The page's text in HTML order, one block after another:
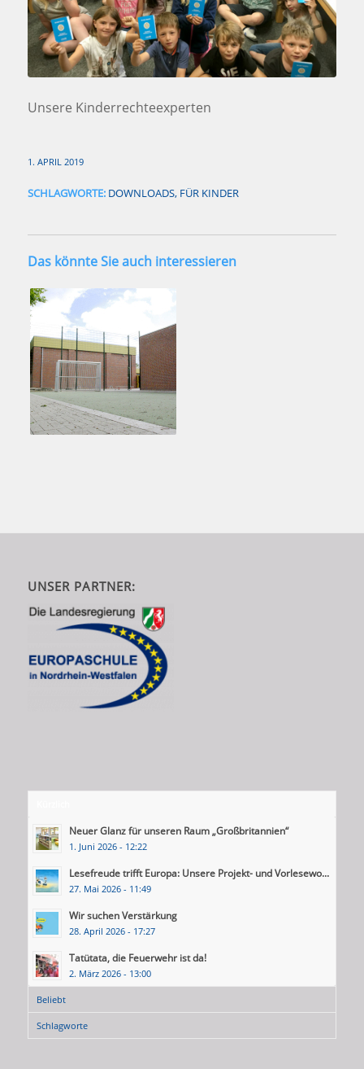
Unsere Kinderrechteexperten
1. APRIL 2019
SCHLAGWORTE: DOWNLOADS, FÜR KINDER
Das könnte Sie auch interessieren
UNSER PARTNER:
Neuer Glanz für unseren Raum „Großbritannien“
1. Juni 2026 - 12:22
Lesefreude trifft Europa: Unsere Projekt- und Vorlesewo...
27. Mai 2026 - 11:49
Wir suchen Verstärkung
28. April 2026 - 17:27
Tatütata, die Feuerwehr ist da!
2. März 2026 - 13:00
Beliebt
Schlagworte